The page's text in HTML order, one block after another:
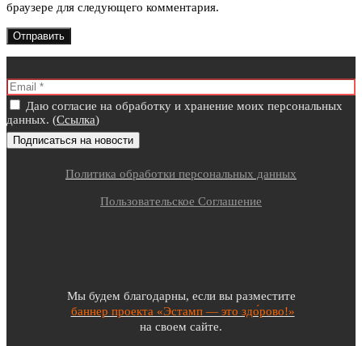
браузере для следующего комментария.
Даю согласие на обработку и хранение моих персональных
данных. (Ссылка)
Политика обработки персональных данных
Пользовательское Соглашение
Мы будем благодарны, если вы разместите
баннер проекта «Эстамп — это здо́рово!»
на своем сайте.